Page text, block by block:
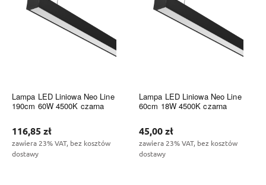
Lampa LED Liniowa Neo Line
190cm 60W 4500K czarna
116,85 zł
zawiera 23% VAT, bez kosztów
dostawy
Lampa LED Liniowa Neo Line
60cm 18W 4500K czarna
45,00 zł
zawiera 23% VAT, bez kosztów
dostawy